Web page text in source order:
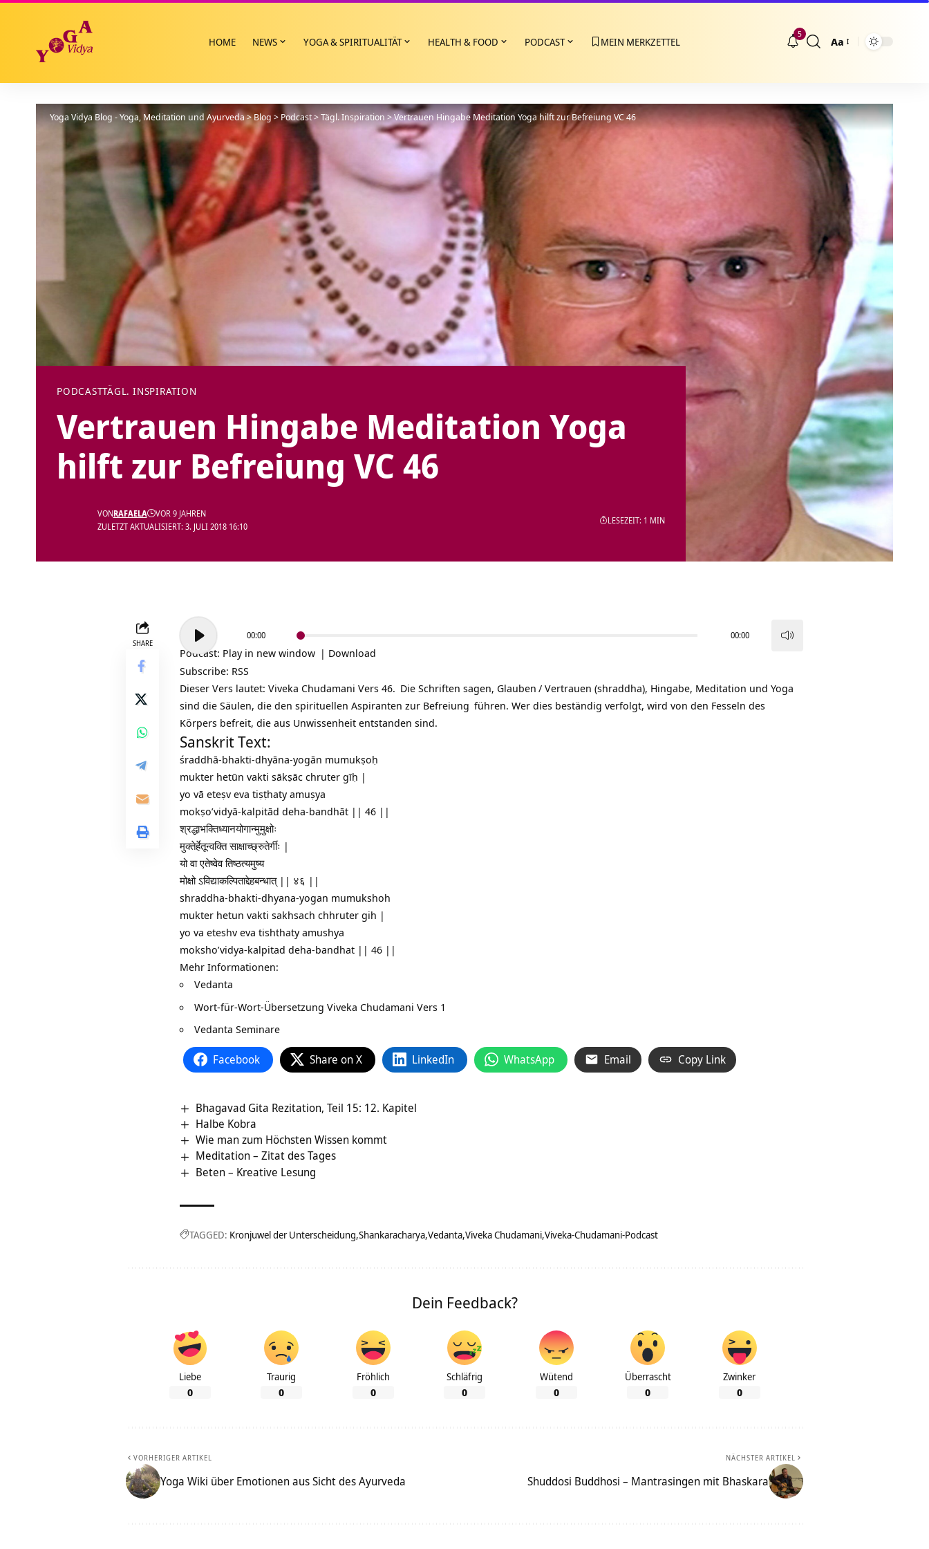
HOME NEWS YOGA & SPIRITUALITÄT HEALTH & FOOD PODCAST MEIN MERKZETTEL
5
Größenänderung
Aa
Yoga Vidya Blog - Yoga, Meditation und Ayurveda>Blog >Podcast>Tägl. Inspiration>Vertrauen Hingabe Meditation Yoga hilft zur Befreiung VC 46
PODCASTTÄGL. INSPIRATION
Vertrauen Hingabe Meditation Yoga
hilft zur Befreiung VC 46
ZULETZT AKTUALISIERT: 3. JULI 2018 16:10
VONRAFAELA VOR 9 JAHREN
LESEZEIT: 1 MIN
SHARE
Audio-
Player
00:00 00:00
Podcast: Play in new window | Download
Subscribe: RSS
Dieser Vers lautet: Viveka Chudamani Vers 46. Die Schriften sagen, Glauben / Vertrauen (shraddha), Hingabe, Meditation und Yoga
sind die Säulen, die den spirituellen Aspiranten zur Befreiung führen. Wer dies beständig verfolgt, wird von den Fesseln des
Körpers befreit, die aus Unwissenheit entstanden sind.
Sanskrit Text:
śraddhā-bhakti-dhyāna-yogān mumukṣoḥ
mukter hetūn vakti sākṣāc chruter gīḥ |
yo vā eteṣv eva tiṣṭhaty amuṣya
mokṣo’vidyā-kalpitād deha-bandhāt || 46 ||
श्रद्धाभक्तिध्यानयोगान्मुमुक्षोः
मुक्तेर्हेतून्वक्ति साक्षाच्छ्रुतेर्गीः |
यो वा एतेष्वेव तिष्ठत्यमुष्य
मोक्षो ऽविद्याकल्पिताद्देहबन्धात् || ४६ ||
shraddha-bhakti-dhyana-yogan mumukshoh
mukter hetun vakti sakhsach chhruter gih |
yo va eteshv eva tishthaty amushya
moksho’vidya-kalpitad deha-bandhat || 46 ||
Mehr Informationen:
Vedanta
Wort-für-Wort-Übersetzung Viveka Chudamani Vers 1
Vedanta Seminare
Facebook Share on X LinkedIn WhatsApp Email Copy Link
Bhagavad Gita Rezitation, Teil 15: 12. Kapitel
Halbe Kobra
Wie man zum Höchsten Wissen kommt
Meditation – Zitat des Tages
Beten – Kreative Lesung
TAGGED: Kronjuwel der Unterscheidung Shankaracharya Vedanta Viveka Chudamani Viveka-Chudamani-Podcast
Dein Feedback?
Liebe
0
Traurig
0
Fröhlich
0
Schläfrig
0
Wütend
0
Überrascht
0
Zwinker
0
VORHERIGER ARTIKEL
Yoga Wiki über Emotionen aus Sicht des Ayurveda
NÄCHSTER ARTIKEL
Shuddosi Buddhosi – Mantrasingen mit Bhaskara